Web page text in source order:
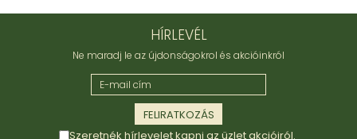
HÍRLEVÉL
Ne maradj le az újdonságokrol és akcióinkról
Szeretnék hírlevelet kapni az üzlet akcióiról.